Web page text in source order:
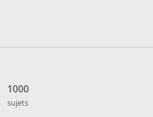
1000
sujets